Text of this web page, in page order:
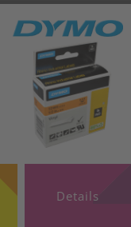
Details